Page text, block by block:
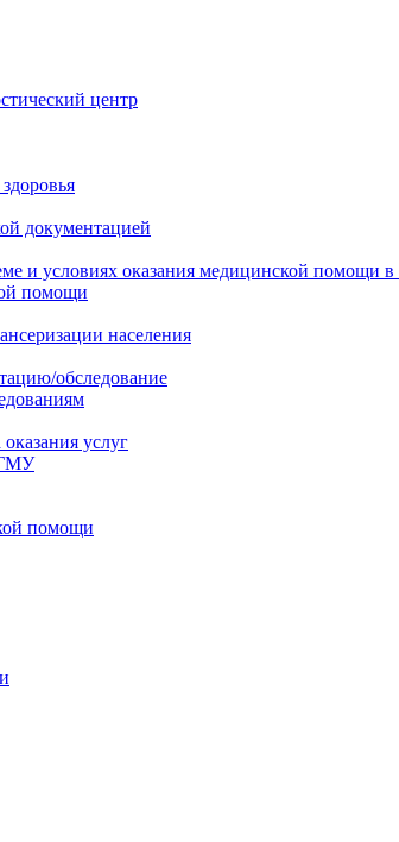
центр
документацией
и условиях оказания медицинской помощи
помощи
населения
обследование
услуг
помощи